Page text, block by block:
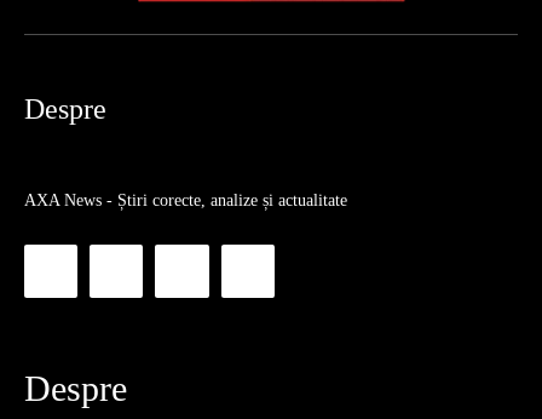
Despre
AXA News - Știri corecte, analize și actualitate
Despre